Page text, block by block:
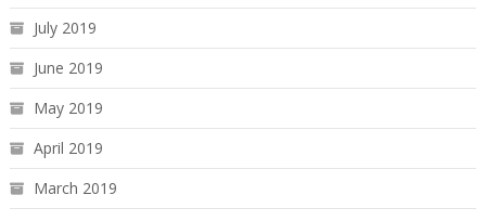
July 2019
June 2019
May 2019
April 2019
March 2019